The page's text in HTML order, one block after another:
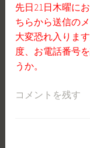
先日21日木曜に
ちらから送信の
大変恐れ入りま
度、お電話番号
うか。
コメントを残す